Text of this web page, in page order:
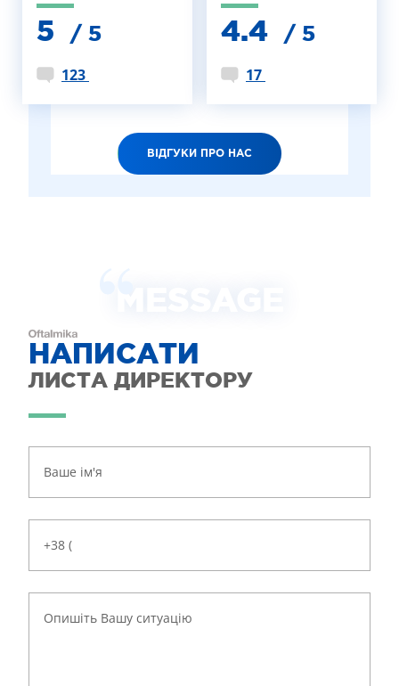
5 / 5
123
4.4 / 5
17
ВІДГУКИ ПРО НАС
НАПИСАТИ
ЛИСТА ДИРЕКТОРУ